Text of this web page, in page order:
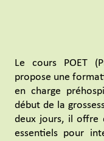
Le cours POET
propose une
en charge
début de la
deux jours, il offre
essentiels pour